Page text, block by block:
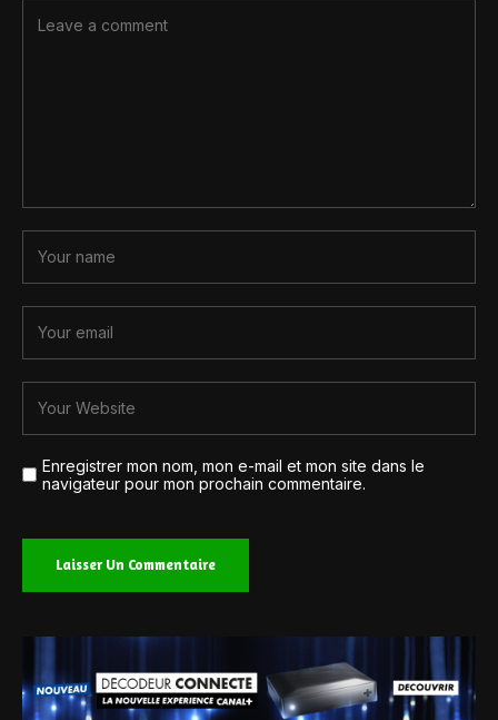
Enregistrer mon nom, mon e-mail et mon site dans le
navigateur pour mon prochain commentaire.